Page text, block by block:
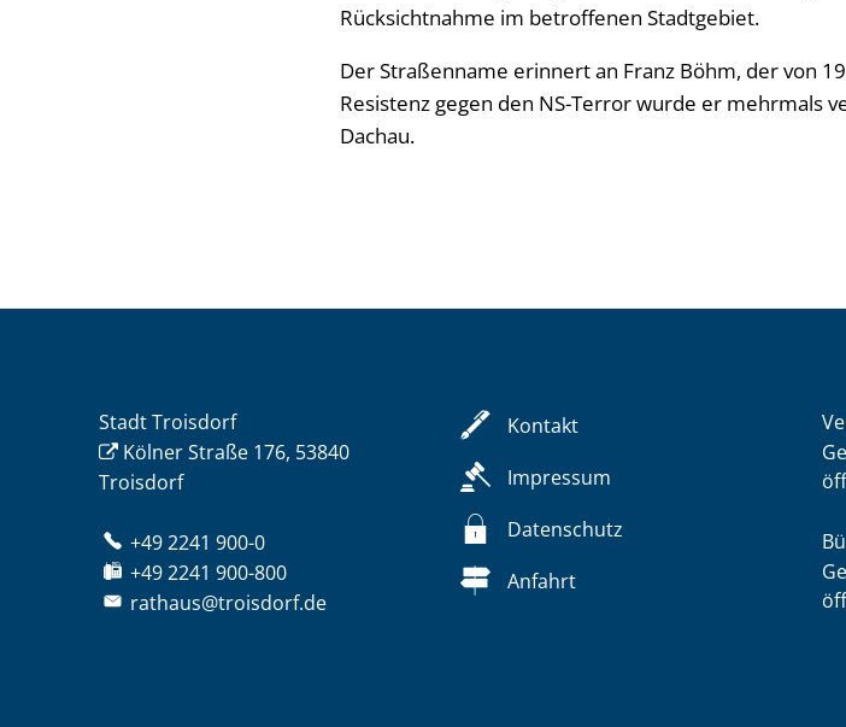
Rücksichtnahme im betroffenen Stadtgebiet.
Der Straßenname erinnert an Franz Böhm, der von
Resistenz gegen den NS-Terror wurde er mehrmals
Dachau.
Stadt Troisdorf
Kölner Straße 176, 53840
Troisdorf
+49 2241 900-0
+49 2241 900-800
rathaus@troisdorf.de
Kontakt
Impressum
Datenschutz
Anfahrt